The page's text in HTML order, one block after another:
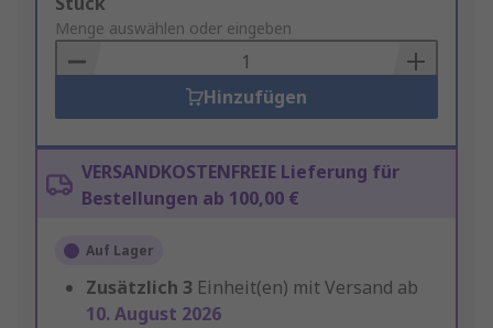
to
Basket
Menge auswählen oder eingeben
Hinzufügen
VERSANDKOSTENFREIE Lieferung für
Bestellungen ab 100,00 €
Auf Lager
Zusätzlich 3 Einheit(en) mit Versand ab
10. August 2026